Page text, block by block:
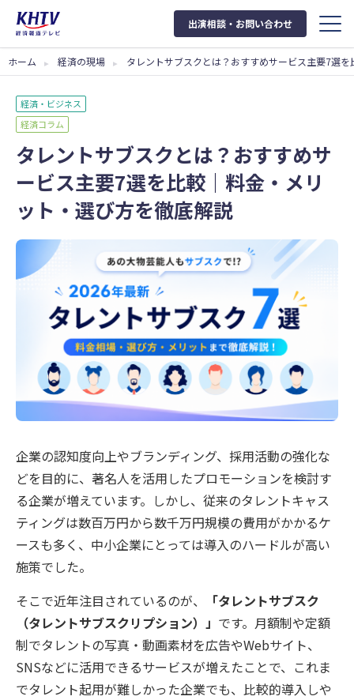
出演相談・お問い合わせ
ホーム 経済の現場 タレントサブスクとは？おすすめサービス主要7選
経済・ビジネス
経済コラム
タレントサブスクとは？おすすめサ
ービス主要7選を比較｜料金・メリ
ット・選び方を徹底解説
企業の認知度向上やブランディング、採用活動の強化な
どを目的に、著名人を活用したプロモーションを検討す
る企業が増えています。しかし、従来のタレントキャス
ティングは数百万円から数千万円規模の費用がかかるケ
ースも多く、中小企業にとっては導入のハードルが高い
施策でした。
そこで近年注目されているのが、
「タレントサブスク
（タレントサブスクリプション）」 です。月額制や定額
制でタレントの写真・動画素材を広告やWebサイト、
SNSなどに活用できるサービスが増えたことで、これま
でタレント起用が難しかった企業でも、比較的導入しや